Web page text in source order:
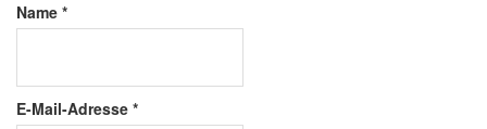
Name *
E-Mail-Adresse *